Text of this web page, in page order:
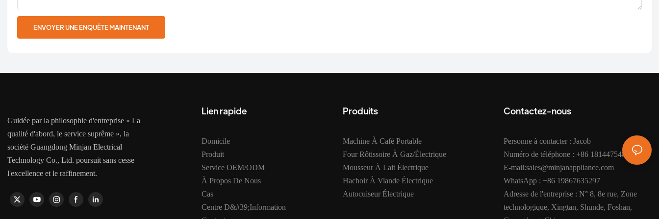
ENVOYER UNE ENQUÊTE MAINTENANT
Guidée par la philosophie d'entreprise « La
qualité d'abord, le service suprême », la
société Guangdong Minjan Electrical
Technology Co., Ltd. poursuit sans cesse
l'excellence et le raffinement.
Lien rapide
Domicile
Produit
Service OEM/ODM
À Propos De Nous
Cas
Centre D&#39;information
Produits
Machine À Café Portable
Four Rôtissoire À Gaz/électrique
Mousseur À Lait Électrique
Hachoir À Viande Électrique
Autocuiseur Électrique
Contactez-nous
Personne à contacter : Jacob
Numéro de téléphone : +86 18144754872
E-mail:sales@minjanappliance.com
WhatsApp : +86 19867635297
Adresse de l'entreprise : N° 8, 8e rue, Zone
technologique, Xingtan, Shunde, Foshan,